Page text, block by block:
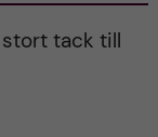
tack till